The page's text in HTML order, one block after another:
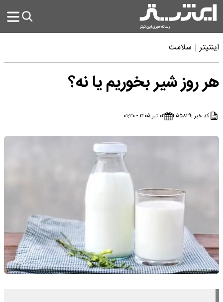
اینتیتر سلامت
هر روز شیر بخوریم یا نه؟
کد خبر :۴۵۵۸۲۹ ۰۲ تیر ۱۴۰۵ - ۰۱:۳۰